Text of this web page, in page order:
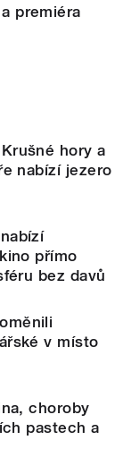
premiéra
hory a
nabízí jezero
přímo
bez davů
v místo
choroby
pastech a